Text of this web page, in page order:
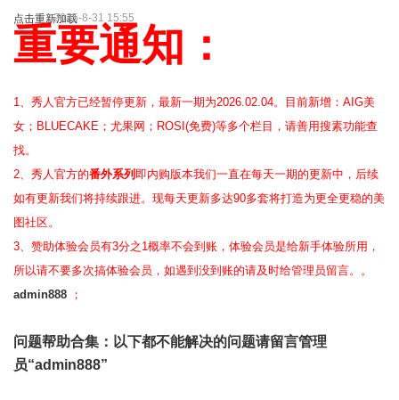
点击重新加载2025-8-31 15:55
重要通知：
1、秀人官方已经暂停更新，最新一期为2026.02.04。目前新增：AIG美
女；BLUECAKE；尤果网；ROSI(免费)等多个栏目，请善用搜素功能查
找。
2、 秀人官方的番外系列 即内购版本我们一直在每天一期的更新中，后续
如有更新我们将持续跟进。现每天更新多达90多套将打造为更全更稳的美
图社区。
3、赞助体验会员有3分之1概率不会到账，体验会员是给新手体验所用，
所以请不要多次搞体验会员，如遇到没到账的请及时给管理员留言。。
admin888 ；
问题帮助合集 ：以下都不能解决的问题请留言管理
员“admin888”